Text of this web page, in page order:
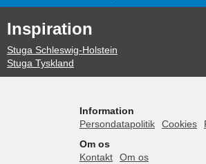
Inspiration
Stuga Schleswig-Holstein
Stuga Tyskland
Information
Persondatapolitik
Cookies
Om os
Kontakt
Om os